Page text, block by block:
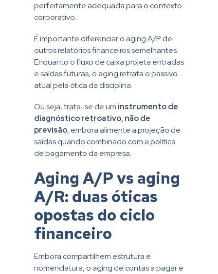
perfeitamente adequada para o contexto
corporativo.
É importante diferenciar o aging A/P de
outros relatórios financeiros semelhantes.
Enquanto o fluxo de caixa projeta entradas
e saídas futuras, o aging retrata o passivo
atual pela ótica da disciplina.
Ou seja, trata-se de um instrumento de
diagnóstico retroativo, não de
previsão, embora alimente a projeção de
saídas quando combinado com a política
de pagamento da empresa.
Aging A/P vs aging
A/R: duas óticas
opostas do ciclo
financeiro
Embora compartilhem estrutura e
nomenclatura, o aging de contas a pagar e